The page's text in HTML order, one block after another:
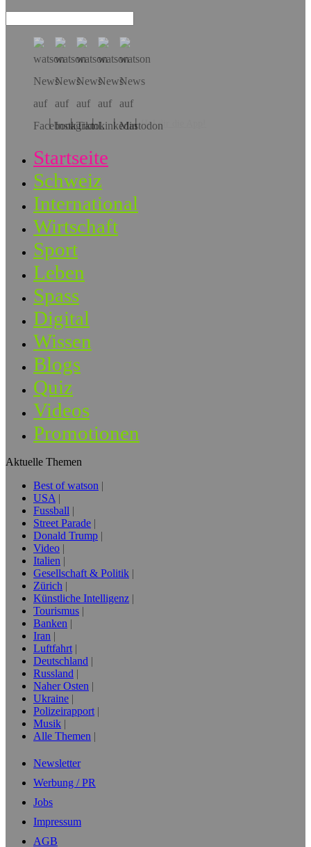
Hol dir die App!
Startseite
Schweiz
International
Wirtschaft
Sport
Leben
Spass
Digital
Wissen
Blogs
Quiz
Videos
Promotionen
Aktuelle Themen
Best of watson
USA
Fussball
Street Parade
Donald Trump
Video
Italien
Gesellschaft & Politik
Zürich
Künstliche Intelligenz
Tourismus
Banken
Iran
Luftfahrt
Deutschland
Russland
Naher Osten
Ukraine
Polizeirapport
Musik
Alle Themen
Newsletter
Werbung / PR
Jobs
Impressum
AGB